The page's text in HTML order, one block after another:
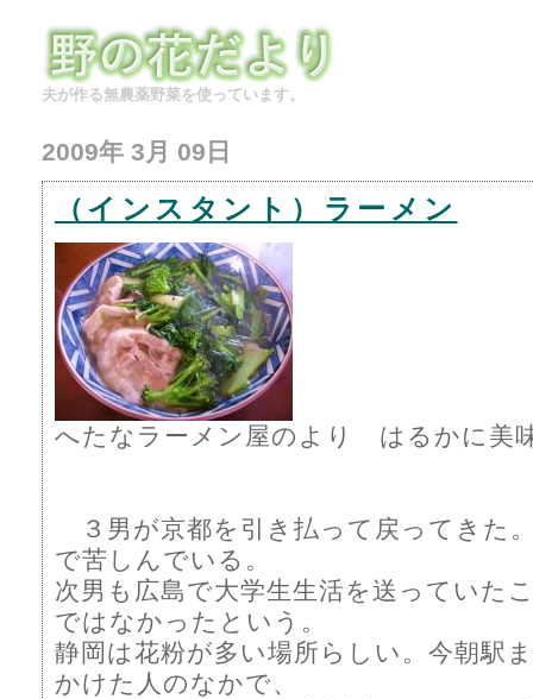
夫が作る無農薬野菜を使っています。
2009年 3月 09日
（インスタント）ラーメン
へたなラーメン屋のより はるかに美
３男が京都を引き払って戻ってきた
で苦しんでいる。
次男も広島で大学生生活を送っていた
ではなかったという。
静岡は花粉が多い場所らしい。今朝駅
かけた人のなかで、